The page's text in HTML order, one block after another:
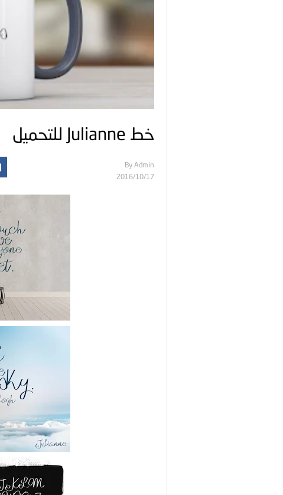
خط Julianne للتحميل
By Admin
17‏/10‏/2016